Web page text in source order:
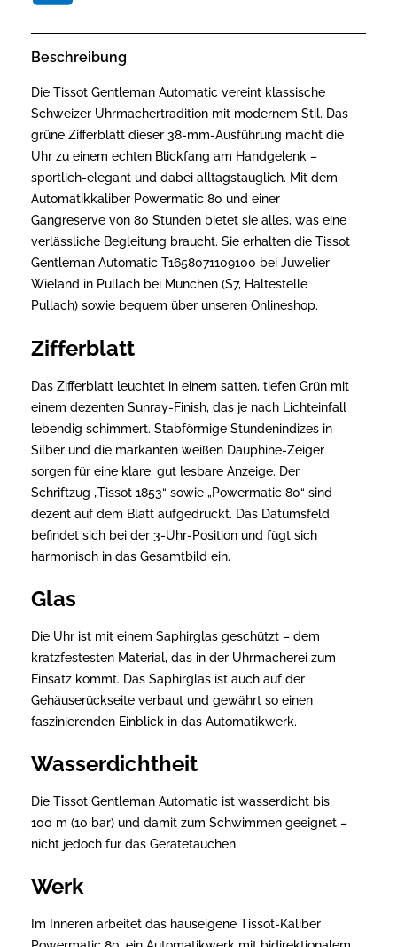
Beschreibung
Die Tissot Gentleman Automatic vereint klassische
Schweizer Uhrmachertradition mit modernem Stil. Das
grüne Zifferblatt dieser 38-mm-Ausführung macht die
Uhr zu einem echten Blickfang am Handgelenk –
sportlich-elegant und dabei alltagstauglich. Mit dem
Automatikkaliber Powermatic 80 und einer
Gangreserve von 80 Stunden bietet sie alles, was eine
verlässliche Begleitung braucht. Sie erhalten die Tissot
Gentleman Automatic T1658071109100 bei Juwelier
Wieland in Pullach bei München (S7, Haltestelle
Pullach) sowie bequem über unseren Onlineshop.
Zifferblatt
Das Zifferblatt leuchtet in einem satten, tiefen Grün mit
einem dezenten Sunray-Finish, das je nach Lichteinfall
lebendig schimmert. Stabförmige Stundenindizes in
Silber und die markanten weißen Dauphine-Zeiger
sorgen für eine klare, gut lesbare Anzeige. Der
Schriftzug „Tissot 1853“ sowie „Powermatic 80“ sind
dezent auf dem Blatt aufgedruckt. Das Datumsfeld
befindet sich bei der 3-Uhr-Position und fügt sich
harmonisch in das Gesamtbild ein.
Glas
Die Uhr ist mit einem Saphirglas geschützt – dem
kratzfestesten Material, das in der Uhrmacherei zum
Einsatz kommt. Das Saphirglas ist auch auf der
Gehäuserückseite verbaut und gewährt so einen
faszinierenden Einblick in das Automatikwerk.
Wasserdichtheit
Die Tissot Gentleman Automatic ist wasserdicht bis
100 m (10 bar) und damit zum Schwimmen geeignet –
nicht jedoch für das Gerätetauchen.
Werk
Im Inneren arbeitet das hauseigene Tissot-Kaliber